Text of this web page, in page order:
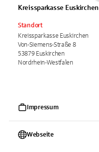
Kreissparkasse Euskirchen
Standort
Kreissparkasse Euskirchen
Von-Siemens-Straße 8
53879 Euskirchen
Nordrhein-Westfalen
Impressum
Webseite